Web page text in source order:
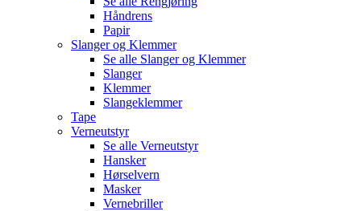
Håndrens
Papir
Slanger og Klemmer
Se alle Slanger og Klemmer
Slanger
Klemmer
Slangeklemmer
Tape
Verneutstyr
Se alle Verneutstyr
Hansker
Hørselvern
Masker
Vernebriller